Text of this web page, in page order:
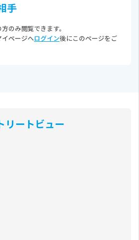
⼿
のみ閲覧できます。
ページへログイン後にこのページをご
リートビュー